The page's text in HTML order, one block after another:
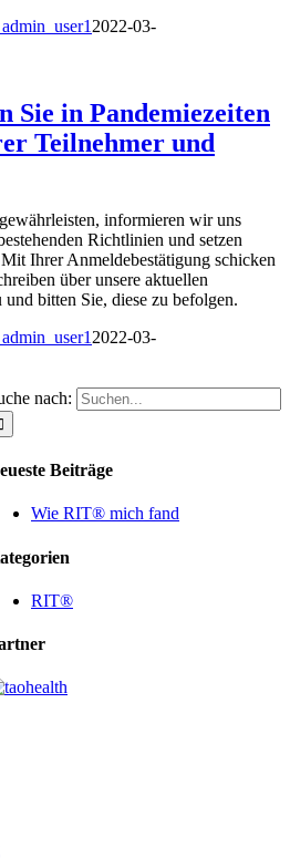
2022-03-
Sie in Pandemiezeiten
Teilnehmer und
informieren wir uns
Richtlinien und setzen
Ihrer Anmeldebestätigung schicken
über unsere aktuellen
bitten Sie, diese zu befolgen.
2022-03-
nach:
Beiträge
Wie RIT® mich fand
RIT®